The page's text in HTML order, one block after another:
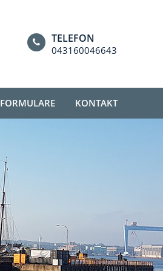
TELEFON
043160046643
FORMULARE KONTAKT